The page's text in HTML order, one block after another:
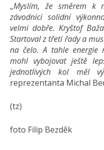
„Myslím, že směrem k
závodnici solidní
velmi dobře. Kryštof
Startoval z třetí řady a
na čelo. A tahle energie
mohl vybojovat ještě
jednotlivých kol měl
reprezentanta Michal
(tz)
foto Filip Bezděk